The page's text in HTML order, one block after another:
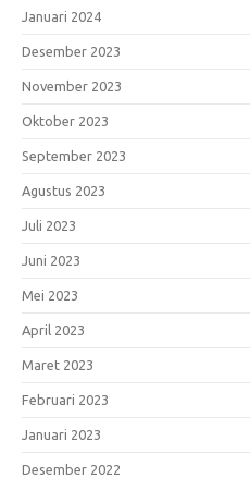
Januari 2024
Desember 2023
November 2023
Oktober 2023
September 2023
Agustus 2023
Juli 2023
Juni 2023
Mei 2023
April 2023
Maret 2023
Februari 2023
Januari 2023
Desember 2022